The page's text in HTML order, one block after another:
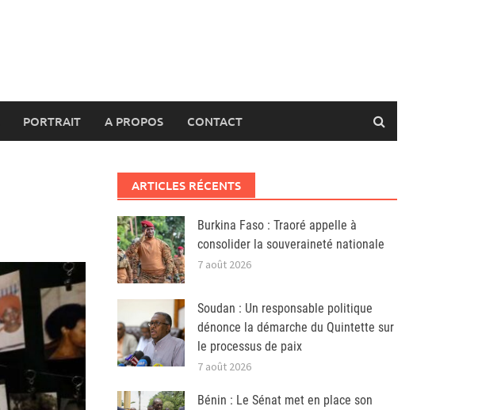
PORTRAIT A PROPOS CONTACT
ARTICLES RÉCENTS
Burkina Faso : Traoré appelle à
consolider la souveraineté nationale
7 août 2026
Soudan : Un responsable politique
dénonce la démarche du Quintette sur
le processus de paix
7 août 2026
Bénin : Le Sénat met en place son